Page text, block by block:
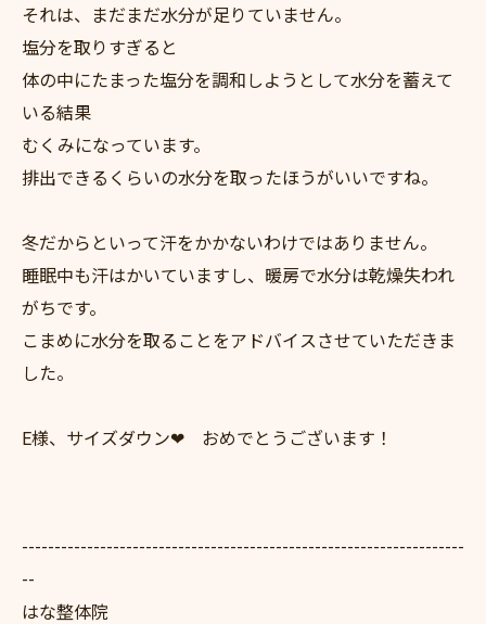
それは、まだまだ水分が足りていません。
塩分を取りすぎると
体の中にたまった塩分を調和しようとして水分を蓄えて
いる結果
むくみになっています。
排出できるくらいの水分を取ったほうがいいですね。
冬だからといって汗をかかないわけではありません。
睡眠中も汗はかいていますし、暖房で水分は乾燥失われ
がちです。
こまめに水分を取ることをアドバイスさせていただきま
した。
E様、サイズダウン❤ おめでとうございます！
--------------------------------------------------------------------
--
はな整体院